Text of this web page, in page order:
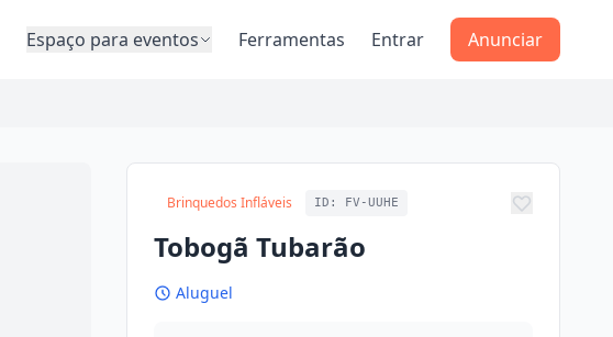
Espaço para eventos Ferramentas Entrar Anunciar
Brinquedos Infláveis ID: FV-UUHE
Tobogã Tubarão
Aluguel